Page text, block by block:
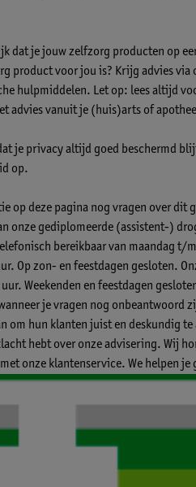
dat je jouw zelfzorg producten op
product voor jou is? Krijg advies via
hulpmiddelen. Let op: lees altijd
advies vanuit je (huis)arts of
je privacy altijd goed beschermd
op.
op deze pagina nog vragen over dit
onze gediplomeerde (assistent-)
bereikbaar van maandag t/
Op zon- en feestdagen gesloten.
Weekenden en feestdagen
je vragen nog onbeantwoord
om hun klanten juist en deskundig
hebt over onze advisering. Wij
onze klantenservice. We helpen je